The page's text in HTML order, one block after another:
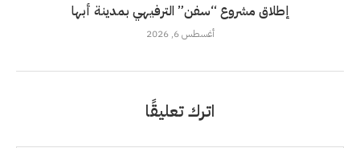
إطلاق مشروع “سفن” الترفيهي بمدينة أبها
أغسطس 6, 2026
اترك تعليقًا